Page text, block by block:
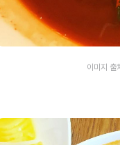
이미지